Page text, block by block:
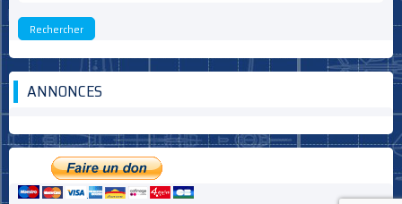
ANNONCES